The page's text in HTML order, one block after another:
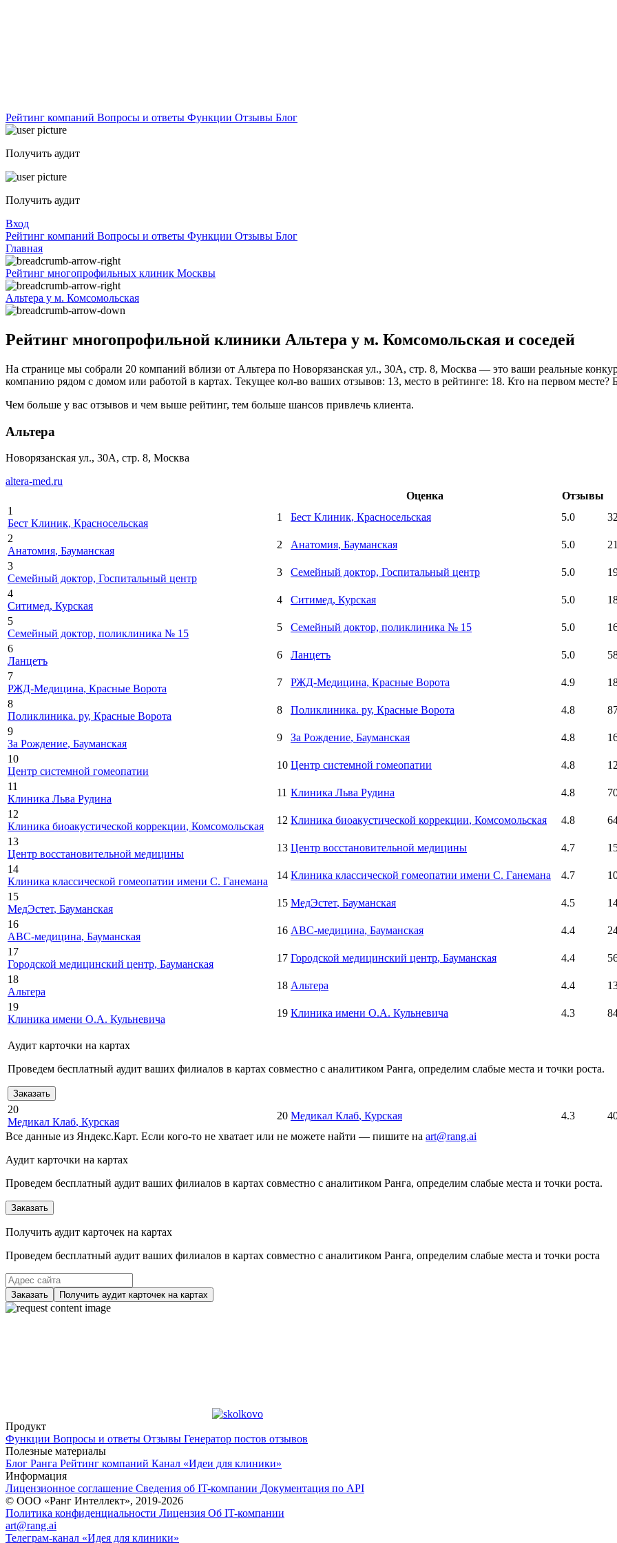
Рейтинг компаний Вопросы и ответы Функции Отзывы Блог
Получить аудит
Получить аудит
Вход
Рейтинг компаний Вопросы и ответы Функции Отзывы Блог
Главная
Рейтинг многопрофильных клиник Москвы
Альтера у м. Комсомольская
Рейтинг многопрофильной клиники Альтера у м. Комсомольская и соседей
На странице мы собрали 20 компаний вблизи от Альтера по Новорязанская ул., 30А, стр. 8, Москва — это ваши реальные
компанию рядом с домом или работой в картах. Текущее кол-во ваших отзывов: 13, место в рейтинге: 18. Кто на первом месте?
Чем больше у вас отзывов и чем выше рейтинг, тем больше шансов привлечь клиента.
Альтера
Новорязанская ул., 30А, стр. 8, Москва
altera-med.ru
Оценка
Отзывы
1
Бест Клиник, Красносельская
1 Бест Клиник, Красносельская 5.0
2
Анатомия, Бауманская
2 Анатомия, Бауманская 5.0
3
Семейный доктор, Госпитальный центр
3 Семейный доктор, Госпитальный центр 5.0
4
Ситимед, Курская
4 Ситимед, Курская 5.0
5
Семейный доктор, поликлиника № 15
5 Семейный доктор, поликлиника № 15 5.0
6
Ланцетъ
6 Ланцетъ 5.0
7
РЖД-Медицина, Красные Ворота
7 РЖД-Медицина, Красные Ворота 4.9
8
Поликлиника. ру, Красные Ворота
8 Поликлиника. ру, Красные Ворота 4.8
9
За Рождение, Бауманская
9 За Рождение, Бауманская 4.8
10
Центр системной гомеопатии
10 Центр системной гомеопатии 4.8
11
Клиника Льва Рудина
11 Клиника Льва Рудина 4.8
12
Клиника биоакустической коррекции, Комсомольская
12 Клиника биоакустической коррекции, Комсомольская 4.8
13
Центр восстановительной медицины
13 Центр восстановительной медицины 4.7
14
Клиника классической гомеопатии имени С. Ганемана
14 Клиника классической гомеопатии имени С. Ганемана 4.7
15
МедЭстет, Бауманская
15 МедЭстет, Бауманская 4.5
16
АВС-медицина, Бауманская
16 АВС-медицина, Бауманская 4.4
17
Городской медицинский центр, Бауманская
17 Городской медицинский центр, Бауманская 4.4
18
Альтера
18 Альтера 4.4
19
Клиника имени О.А. Кульневича
19 Клиника имени О.А. Кульневича 4.3
Аудит карточки на картах
Проведем бесплатный аудит ваших филиалов в картах совместно с аналитиком Ранга, определим слабые места и точки роста.
Заказать
20
Медикал Клаб, Курская
20 Медикал Клаб, Курская 4.3
Все данные из Яндекс.Карт. Если кого-то не хватает или не можете найти — пишите на art@rang.ai
Аудит карточки на картах
Проведем бесплатный аудит ваших филиалов в картах совместно с аналитиком Ранга, определим слабые места и точки роста.
Заказать
Получить аудит карточек на картах
Проведем бесплатный аудит ваших филиалов в картах совместно с аналитиком Ранга, определим слабые места и точки роста
Заказать Получить аудит карточек на картах
Продукт
Функции Вопросы и ответы Отзывы Генератор постов отзывов
Полезные материалы
Блог Ранга Рейтинг компаний Канал «Идеи для клиники»
Информация
Лицензионное соглашение Сведения об IT-компании Документация по API
© ООО «Ранг Интеллект», 2019-2026
Политика конфиденциальности Лицензия Об IT-компании
art@rang.ai
Телеграм-канал «Идея для клиники»